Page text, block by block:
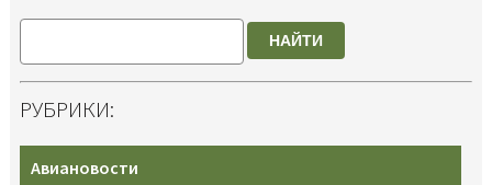
НАЙТИ
РУБРИКИ:
Авиановости